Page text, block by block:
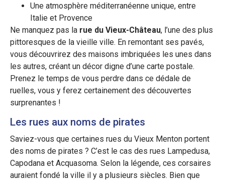
Une atmosphère méditerranéenne unique, entre
Italie et Provence
Ne manquez pas la rue du Vieux-Château, l’une des plus
pittoresques de la vieille ville. En remontant ses pavés,
vous découvrirez des maisons imbriquées les unes dans
les autres, créant un décor digne d’une carte postale.
Prenez le temps de vous perdre dans ce dédale de
ruelles, vous y ferez certainement des découvertes
surprenantes !
Les rues aux noms de pirates
Saviez-vous que certaines rues du Vieux Menton portent
des noms de pirates ? C’est le cas des rues Lampedusa,
Capodana et Acquasoma. Selon la légende, ces corsaires
auraient fondé la ville il y a plusieurs siècles. Bien que